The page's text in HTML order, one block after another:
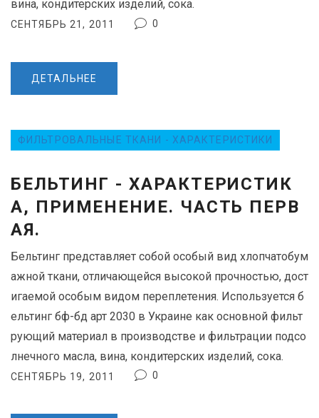
вина, кондитерских изделий, сока.
СЕНТЯБРЬ 21, 2011 0
ДЕТАЛЬНЕЕ
ФИЛЬТРОВАЛЬНЫЕ ТКАНИ - ХАРАКТЕРИСТИКИ
БЕЛЬТИНГ - ХАРАКТЕРИСТИК
А, ПРИМЕНЕНИЕ. ЧАСТЬ ПЕРВ
АЯ.
Бельтинг представляет собой особый вид хлопчатобум
ажной ткани, отличающейся высокой прочностью, дост
игаемой особым видом переплетения. Используется б
ельтинг бф-бд арт 2030 в Украине как основной фильт
рующий материал в производстве и фильтрации подсо
лнечного масла, вина, кондитерских изделий, сока.
СЕНТЯБРЬ 19, 2011 0